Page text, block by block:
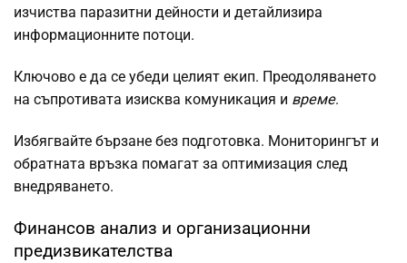
изчиства паразитни дейности и детайлизира
информационните потоци.
Ключово е да се убеди целият екип. Преодоляването
на съпротивата изисква комуникация и време.
Избягвайте бързане без подготовка. Мониторингът и
обратната връзка помагат за оптимизация след
внедряването.
Финансов анализ и организационни
предизвикателства